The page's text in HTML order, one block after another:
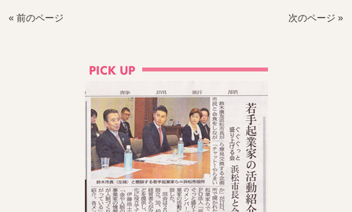
« 前のページ 次のページ »